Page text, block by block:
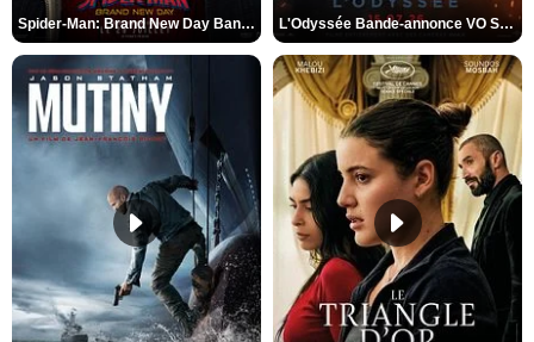
Spider-Man: Brand New Day Bande-annonce VO STFR L'Odyssée Bande-annonce VO STFR